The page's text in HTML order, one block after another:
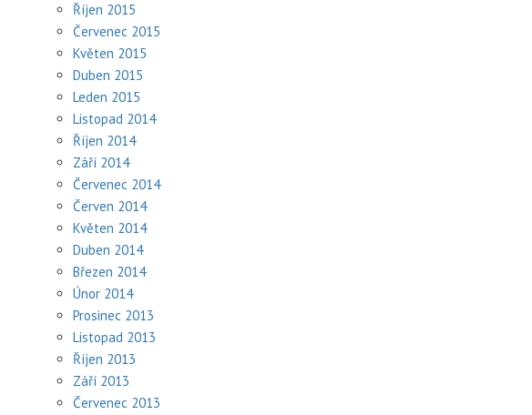
Říjen 2015
Červenec 2015
Květen 2015
Duben 2015
Leden 2015
Listopad 2014
Říjen 2014
Září 2014
Červenec 2014
Červen 2014
Květen 2014
Duben 2014
Březen 2014
Únor 2014
Prosinec 2013
Listopad 2013
Říjen 2013
Září 2013
Červenec 2013